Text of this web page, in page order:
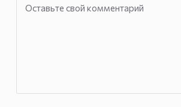
Оставьте свой комментарий